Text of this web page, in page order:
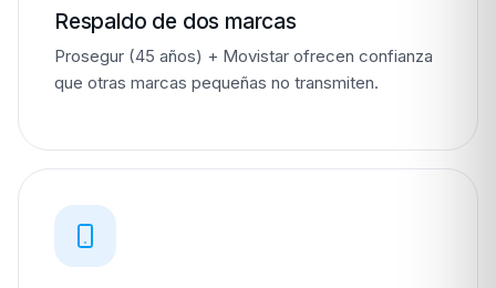
Respaldo de dos marcas
Prosegur (45 años) + Movistar ofrecen confianza
que otras marcas pequeñas no transmiten.